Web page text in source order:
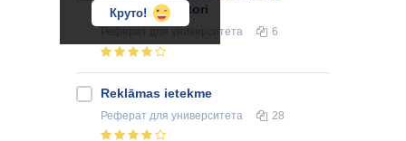
Круто!
nacionālie faktori
для университета 6
Reklāmas ietekme
Реферат для университета 28